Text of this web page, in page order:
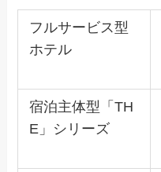
フルサービス型
ホテル
宿泊主体型「TH
E」シリーズ